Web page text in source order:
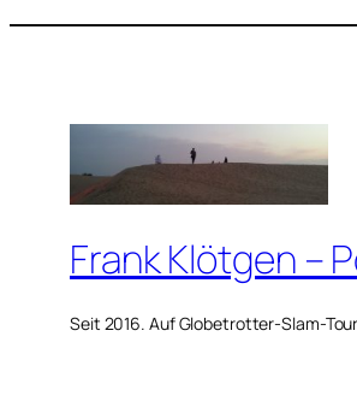
Frank Klötgen –
Seit 2016. Auf Globetrotter-Slam-